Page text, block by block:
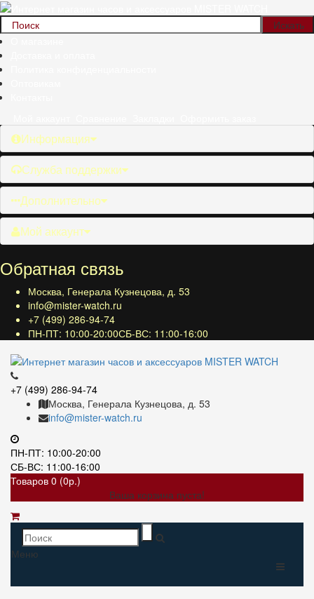
Информация
Служба поддержки
Дополнительно
Мой аккаунт
Обратная связь
Москва, Генерала Кузнецова, д. 53
info@mister-watch.ru
+7 (499) 286-94-74
ПН-ПТ: 10:00-20:00СБ-ВС: 11:00-16:00
+7 (499) 286-94-74
Москва, Генерала Кузнецова, д. 53
info@mister-watch.ru
ПН-ПТ: 10:00-20:00
СБ-ВС: 11:00-16:00
Товаров 0 (0р.)
Ваша корзина пуста!
Меню